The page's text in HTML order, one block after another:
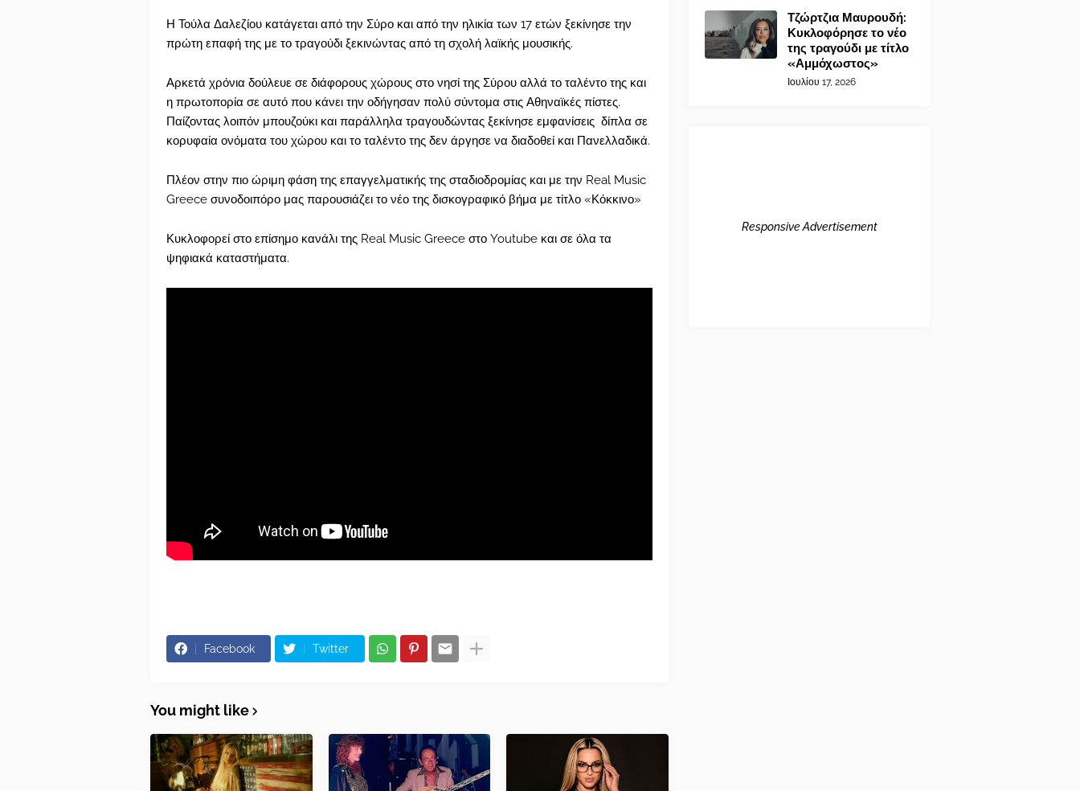
Η Τούλα Δαλεζίου κατάγεται από την Σύρο και από την ηλικία των 17 ετών ξεκίνησε την
πρώτη επαφή της με το τραγούδι ξεκινώντας από τη σχολή λαϊκής μουσικής.
Αρκετά χρόνια δούλευε σε διάφορους χώρους στο νησί της Σύρου αλλά το ταλέντο της και
η πρωτοπορία σε αυτό που κάνει την οδήγησαν πολύ σύντομα στις Αθηναϊκές πίστες.
Παίζοντας λοιπόν μπουζούκι και παράλληλα τραγουδώντας ξεκίνησε εμφανίσεις δίπλα σε
κορυφαία ονόματα του χώρου και το ταλέντο της δεν άργησε να διαδοθεί και Πανελλαδικά.
Πλέον στην πιο ώριμη φάση της επαγγελματικής της σταδιοδρομίας και με την Real Music
Greece συνοδοιπόρο μας παρουσιάζει το νέο της δισκογραφικό βήμα με τίτλο «Κόκκινο»
Κυκλοφορεί στο επίσημο κανάλι της Real Music Greece στο Youtube και σε όλα τα
ψηφιακά καταστήματα.
Facebook Twitter
You might like
Τζώρτζια Μαυρουδή:
Κυκλοφόρησε το νέο
της τραγούδι με τίτλο
«Αμμόχωστος»
Ιουλίου 17, 2026
Responsive Advertisement